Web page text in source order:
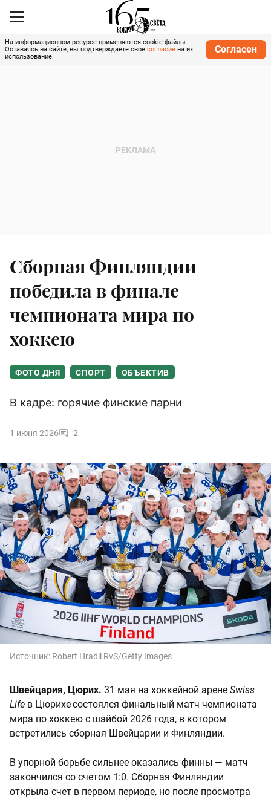
На информационном ресурсе применяются cookie-файлы.
Оставаясь на сайте, вы подтверждаете свое согласие на их
использование.
Согласен
Сборная Финляндии
победила в финале
чемпионата мира по
хоккею
ФОТО ДНЯ СПОРТ ОБЪЕКТИВ
В кадре: горячие финские парни
1 июня 2026 2
Источник: Robert Hradil RvS/Getty Images
Швейцария, Цюрих. 31 мая на хоккейной арене Swiss
Life в Цюрихесостоялся финальный матч чемпионата
мира по хоккею с шайбой 2026 года, в котором
встретились сборная Швейцарии и Финляндии.
В упорной борьбе сильнее оказались финны — матч
закончился со счетом 1:0. Сборная Финляндии
открыла счет в первом периоде, но после просмотра